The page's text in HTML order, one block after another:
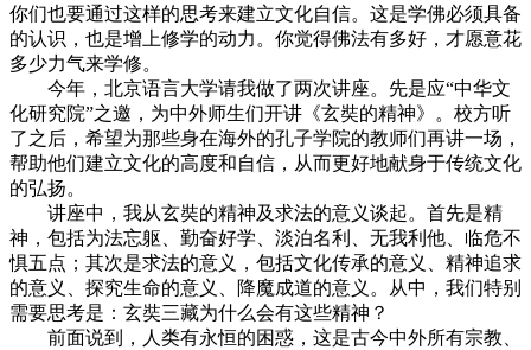
你们也要通过这样的思考来建立文化自信。这是学佛必须具备
的认识，也是增上修学的动力。你觉得佛法有多好，才愿意花
多少力气来学修。
今年，北京语言大学请我做了两次讲座。先是应“中华文
化研究院”之邀，为中外师生们开讲《玄奘的精神》。校方听
了之后，希望为那些身在海外的孔子学院的教师们再讲一场，
帮助他们建立文化的高度和自信，从而更好地献身于传统文化
的弘扬。
讲座中，我从玄奘的精神及求法的意义谈起。首先是精
神，包括为法忘躯、勤奋好学、淡泊名利、无我利他、临危不
惧五点；其次是求法的意义，包括文化传承的意义、精神追求
的意义、探究生命的意义、降魔成道的意义。从中，我们特别
需要思考是：玄奘三藏为什么会有这些精神？
前面说到，人类有永恒的困惑，这是古今中外所有宗教、